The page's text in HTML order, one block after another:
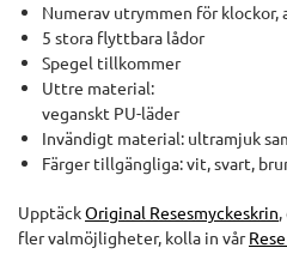
Numerav utrymmen för klockor,
5 stora flyttbara lådor
Spegel tillkommer
Uttre material:
veganskt PU-läder
Invändigt material: ultramjuk
Färger tillgängliga: vit, svart,
UpptäckOriginal Resesmyckeskrin
fler valmöjligheter, kolla in vår